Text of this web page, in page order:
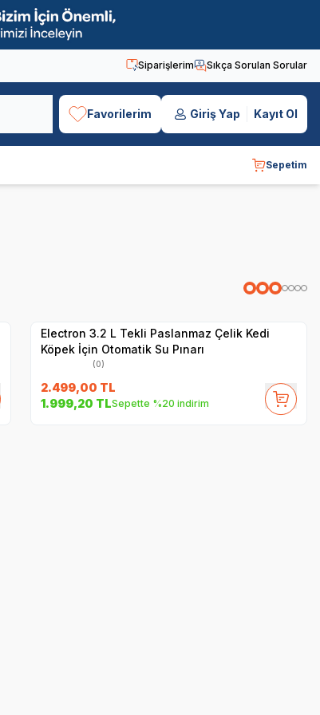
Siparişlerim Sıkça Sorulan Sorular
Favorilerim Giriş Yap Kayıt Ol
Sepetim
Electron 3.2 L Tekli Paslanmaz Çelik Kedi
Köpek İçin Otomatik Su Pınarı
(0)
2.499,00 TL
1.999,20 TLSepette %20 indirim